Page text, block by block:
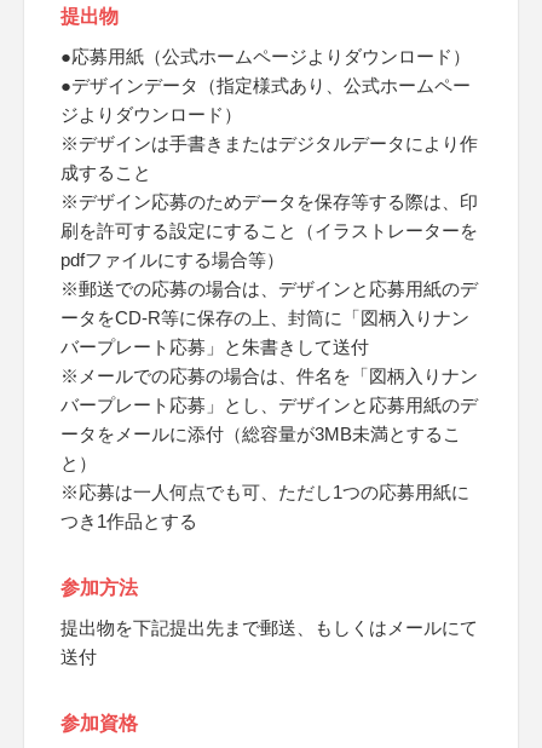
提出物
●応募用紙（公式ホームページよりダウンロード）
●デザインデータ（指定様式あり、公式ホームペー
ジよりダウンロード）
※デザインは手書きまたはデジタルデータにより作
成すること
※デザイン応募のためデータを保存等する際は、印
刷を許可する設定にすること（イラストレーターを
pdfファイルにする場合等）
※郵送での応募の場合は、デザインと応募用紙のデ
ータをCD-R等に保存の上、封筒に「図柄入りナン
バープレート応募」と朱書きして送付
※メールでの応募の場合は、件名を「図柄入りナン
バープレート応募」とし、デザインと応募用紙のデ
ータをメールに添付（総容量が3MB未満とするこ
と）
※応募は一人何点でも可、ただし1つの応募用紙に
つき1作品とする
参加方法
提出物を下記提出先まで郵送、もしくはメールにて
送付
参加資格